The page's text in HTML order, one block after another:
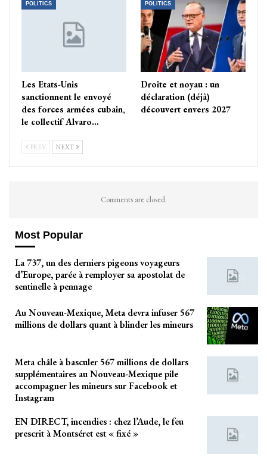
POLITICS
Les Etats-Unis
sanctionnent le envoyé
des forces armées cubain,
le collectif Alvaro…
POLITICS
Droite et noyau : un
déclaration (déjà)
découvert envers 2027
PREV NEXT
Comments are closed.
Most Popular
La 737, un des derniers pigeons voyageurs
d’Europe, parée à remployer sa apostolat de
sentinelle à pennage
Au Nouveau-Mexique, Meta devra infuser 567
millions de dollars quant à blinder les mineurs
Meta châle à basculer 567 millions de dollars
supplémentaires au Nouveau-Mexique pile
accompagner les mineurs sur Facebook et
Instagram
EN DIRECT, incendies : chez l’Aude, le feu
prescrit à Montséret est « fixé »